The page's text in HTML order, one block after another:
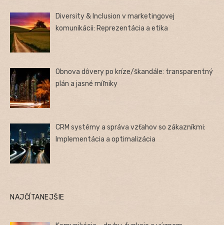
Diversity & Inclusion v marketingovej
komunikácii: Reprezentácia a etika
Obnova dôvery po kríze/škandále: transparentný
plán a jasné míľniky
CRM systémy a správa vzťahov so zákazníkmi:
Implementácia a optimalizácia
NAJČÍTANEJŠIE